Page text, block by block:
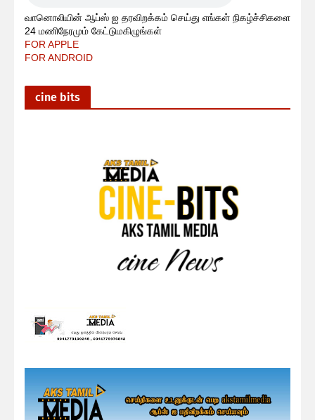
வானொலியின் ஆப்ஸ் ஐ தரவிறக்கம் செய்து எங்கள் நிகழ்ச்சிகளை
24 மணிநேரமும் கேட்டுமகிழுங்கள்
FOR APPLE
FOR ANDROID
cine bits